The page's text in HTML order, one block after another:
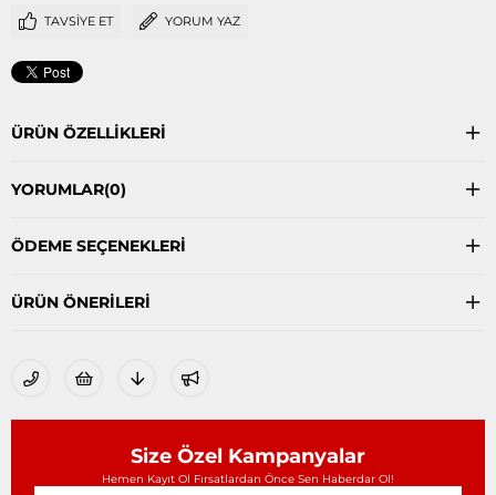
TAVSIYE ET YORUM YAZ
ÜRÜN ÖZELLIKLERI
YORUMLAR(0)
ÖDEME SEÇENEKLERI
ÜRÜN ÖNERILERI
Size Özel Kampanyalar
Hemen Kayıt Ol Fırsatlardan Önce Sen Haberdar Ol!